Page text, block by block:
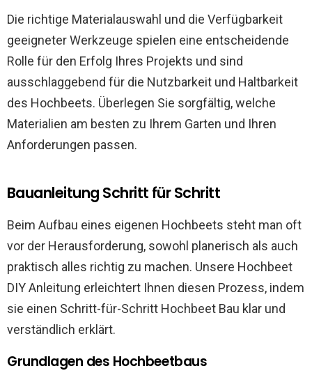
Die richtige Materialauswahl und die Verfügbarkeit
geeigneter Werkzeuge spielen eine entscheidende
Rolle für den Erfolg Ihres Projekts und sind
ausschlaggebend für die Nutzbarkeit und Haltbarkeit
des Hochbeets. Überlegen Sie sorgfältig, welche
Materialien am besten zu Ihrem Garten und Ihren
Anforderungen passen.
Bauanleitung Schritt für Schritt
Beim Aufbau eines eigenen Hochbeets steht man oft
vor der Herausforderung, sowohl planerisch als auch
praktisch alles richtig zu machen. Unsere Hochbeet
DIY Anleitung erleichtert Ihnen diesen Prozess, indem
sie einen Schritt-für-Schritt Hochbeet Bau klar und
verständlich erklärt.
Grundlagen des Hochbeetbaus